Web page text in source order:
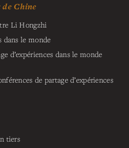
Chine
Li Hongzhi
dans le monde
d’expériences dans le monde
de partage d’expériences
tiers